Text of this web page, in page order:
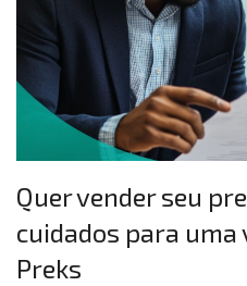
Quer vender seu
cuidados para uma
Preks